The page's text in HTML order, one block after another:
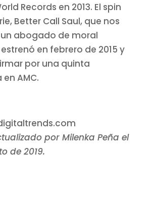
Records en 2013. El spin
Better Call Saul, que nos
abogado de moral
en febrero de 2015 y
por una quinta
AMC.
por Milenka Peña el
de 2019.